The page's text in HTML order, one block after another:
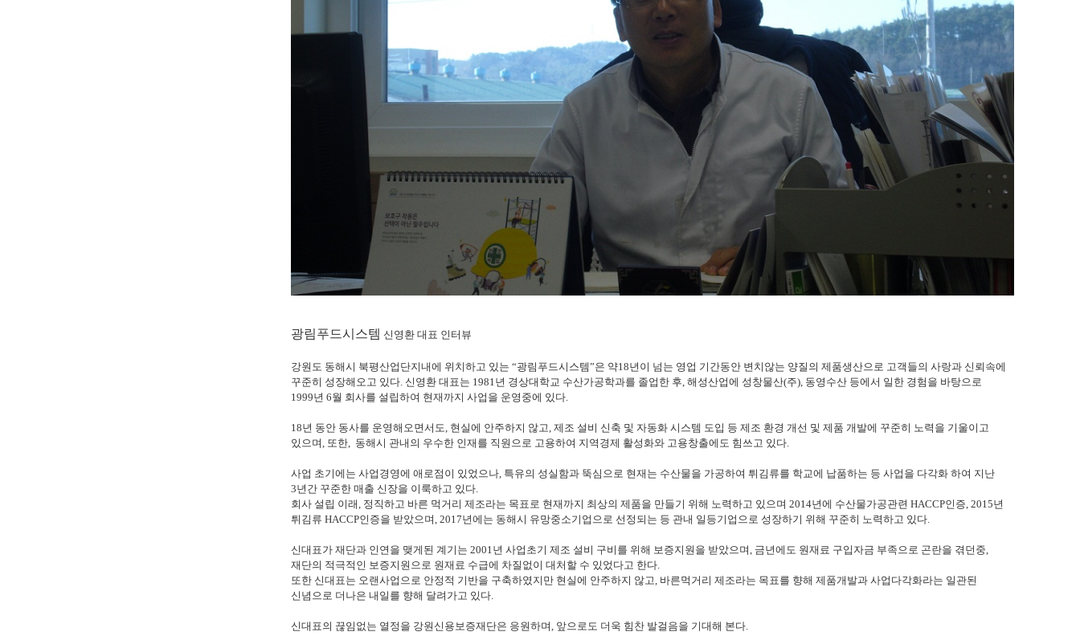
광림푸드시스템 신영환 대표 인터뷰
​강원도 동해시 북평산업단지내에 위치하고 있는 “광림푸드시스템”은 약18년이 넘는 영업 기간동안 변치않는 양질의 제품생산으로 고객들의 사랑과 신뢰속에
꾸준히 성장해오고 있다. 신영환 대표는 1981년 경상대학교 수산가공학과를 졸업한 후, 해성산업에 성창물산(주), 동영수산 등에서 일한 경험을 바탕으로
1999년 6월 회사를 설립하여 현재까지 사업을 운영중에 있다.
18년 동안 동사를 운영해오면서도, 현실에 안주하지 않고, 제조 설비 신축 및 자동화 시스템 도입 등 제조 환경 개선 및 제품 개발에 꾸준히 노력을 기울이고
있으며, 또한, 동해시 관내의 우수한 인재를 직원으로 고용하여 지역경제 활성화와 고용창출에도 힘쓰고 있다.
사업 초기에는 사업경영에 애로점이 있었으나, 특유의 성실함과 뚝심으로 현재는 수산물을 가공하여 튀김류를 학교에 납품하는 등 사업을 다각화 하여 지난
3년간 꾸준한 매출 신장을 이룩하고 있다.
회사 설립 이래, 정직하고 바른 먹거리 제조라는 목표로 현재까지 최상의 제품을 만들기 위해 노력하고 있으며 2014년에 수산물가공관련 HACCP인증, 2015년
튀김류 HACCP인증을 받았으며, 2017년에는 동해시 유망중소기업으로 선정되는 등 관내 일등기업으로 성장하기 위해 꾸준히 노력하고 있다.
신대표가 재단과 인연을 맺게된 계기는 2001년 사업초기 제조 설비 구비를 위해 보증지원을 받았으며, 금년에도 원재료 구입자금 부족으로 곤란을 겪던중,
재단의 적극적인 보증지원으로 원재료 수급에 차질없이 대처할 수 있었다고 한다.
또한 신대표는 오랜사업으로 안정적 기반을 구축하였지만 현실에 안주하지 않고, 바른먹거리 제조라는 목표를 향해 제품개발과 사업다각화라는 일관된
신념으로 더나은 내일를 향해 달려가고 있다.
신대표의 끊임없는 열정을 강원신용보증재단은 응원하며, 앞으로도 더욱 힘찬 발걸음을 기대해 본다.